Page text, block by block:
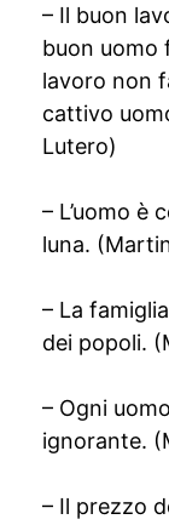
– Il buon
buon uomo
lavoro non
cattivo
Lutero)
– L’uomo è
luna.
– La
dei popoli.
– Ogni
ignorante.
– Il prezzo